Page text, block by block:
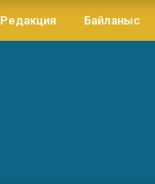
Редакция Байланыс